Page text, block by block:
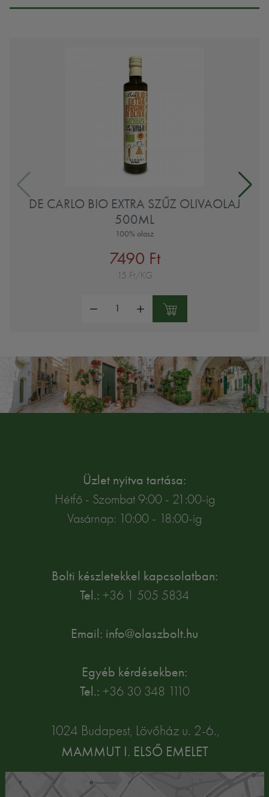
DE CARLO BIO EXTRA SZŰZ OLIVAOLAJ
500ML
100% olasz
7490 Ft
15 Ft/KG
Üzlet nyitva tartása:
Hétfő - Szombat 9:00 - 21:00-ig
Vasárnap: 10:00 - 18:00-ig
Bolti készletekkel kapcsolatban:
Tel.: +36 1 505 5834
Email: info@olaszbolt.hu
Egyéb kérdésekben:
Tel.: +36 30 348 1110
1024 Budapest, Lövőház u. 2-6.,
MAMMUT I. ELSŐ EMELET